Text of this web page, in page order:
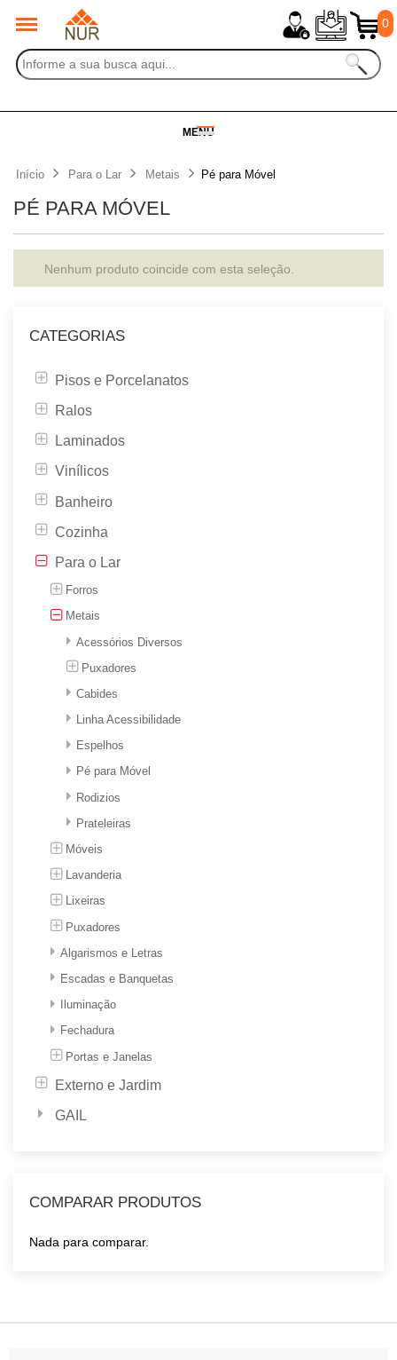
0
MENU
Início Para o Lar Metais Pé para Móvel
PÉ PARA MÓVEL
Nenhum produto coincide com esta seleção.
CATEGORIAS
Pisos e Porcelanatos
Ralos
Laminados
Vinílicos
Banheiro
Cozinha
Para o Lar
Forros
Metais
Acessórios Diversos
Puxadores
Cabides
Linha Acessibilidade
Espelhos
Pé para Móvel
Rodizios
Prateleiras
Móveis
Lavanderia
Lixeiras
Puxadores
Algarismos e Letras
Escadas e Banquetas
Iluminação
Fechadura
Portas e Janelas
Externo e Jardim
GAIL
COMPARAR PRODUTOS
Nada para comparar.